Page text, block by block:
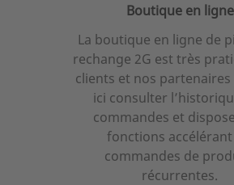
Boutique en ligne
La boutique en ligne de
rechange 2G est très
clients et nos
ici consulter
commandes et
fonctions accélérant
commandes de
récurrentes.